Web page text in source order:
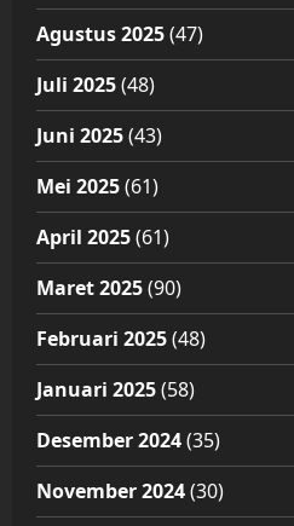
Agustus 2025(47)
Juli 2025(48)
Juni 2025(43)
Mei 2025(61)
April 2025(61)
Maret 2025(90)
Februari 2025(48)
Januari 2025(58)
Desember 2024(35)
November 2024(30)